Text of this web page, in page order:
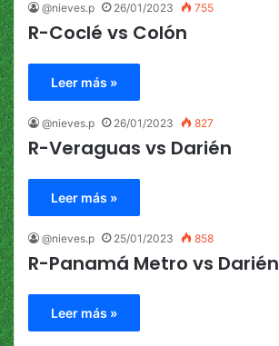
@nieves.p 26/01/2023 755
R-Coclé vs Colón
Leer más »
@nieves.p 26/01/2023 827
R-Veraguas vs Darién
Leer más »
@nieves.p 25/01/2023 858
R-Panamá Metro vs Darién
Leer más »